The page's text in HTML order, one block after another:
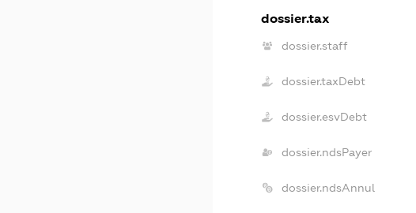
dossier.tax
dossier.staff
dossier.taxDebt
dossier.esvDebt
dossier.ndsPayer
dossier.ndsAnnul